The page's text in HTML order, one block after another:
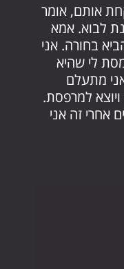
אותם, אומר
לבוא. אמא
בחורה. אני
היא מסמסת לי שהיא
מתעלם
למרפסת.
אחרי זה אני